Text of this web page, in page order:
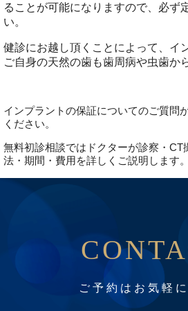
ることが可能になりますので、必ず
い。
健診にお越し頂くことによって、イ
ご自身の天然の歯も歯周病や虫歯か
インプラントの保証についてのご質問
ください。
無料初診相談ではドクターが診察・CT
法・期間・費用を詳しくご説明します
ご予約はお気軽